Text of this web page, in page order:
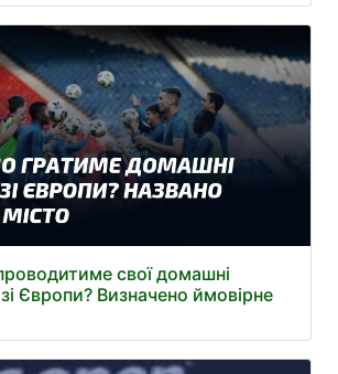
свої домашні
Європи? Визначено ймовірне